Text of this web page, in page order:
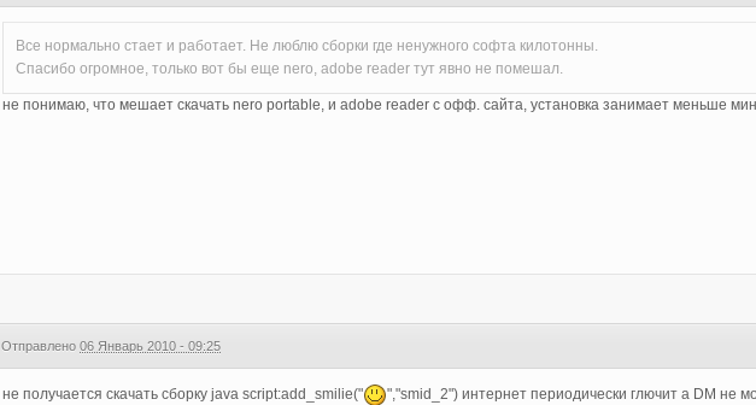
Все нормально стает и работает. Не люблю сборки где ненужного софта килотонны.
Спасибо огромное, только вот бы еще nero, adobe reader тут явно не помешал.
не понимаю, что мешает скачать nero portable, и adobe reader с офф. сайта, установка занимает меньше
Отправлено06 Январь 2010 - 09:25
не получается скачать сборку java script:add_smilie("
","smid_2") интернет периодически глючит а DM не